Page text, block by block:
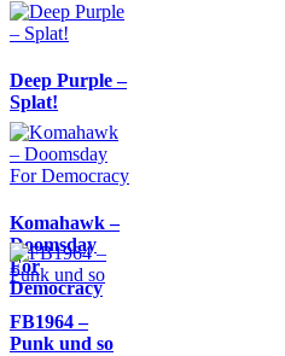
Deep Purple –
Splat!
Komahawk –
Doomsday
For
Democracy
FB1964 –
Punk und so